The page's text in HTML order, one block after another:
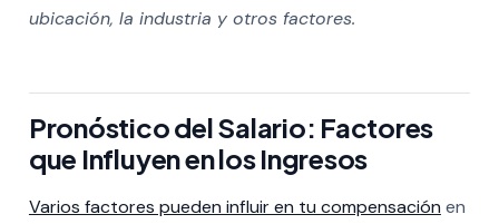
ubicación, la industria y otros factores.
Pronóstico del Salario: Factores
que Influyen en los Ingresos
Varios factores pueden influir en tu compensación en